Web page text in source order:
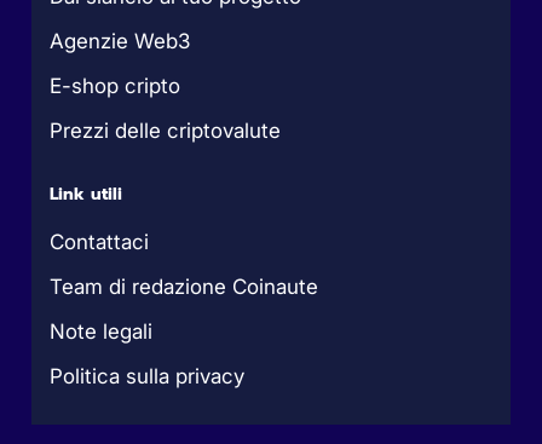
Agenzie Web3
E-shop cripto
Prezzi delle criptovalute
Link utili
Contattaci
Team di redazione Coinaute
Note legali
Politica sulla privacy